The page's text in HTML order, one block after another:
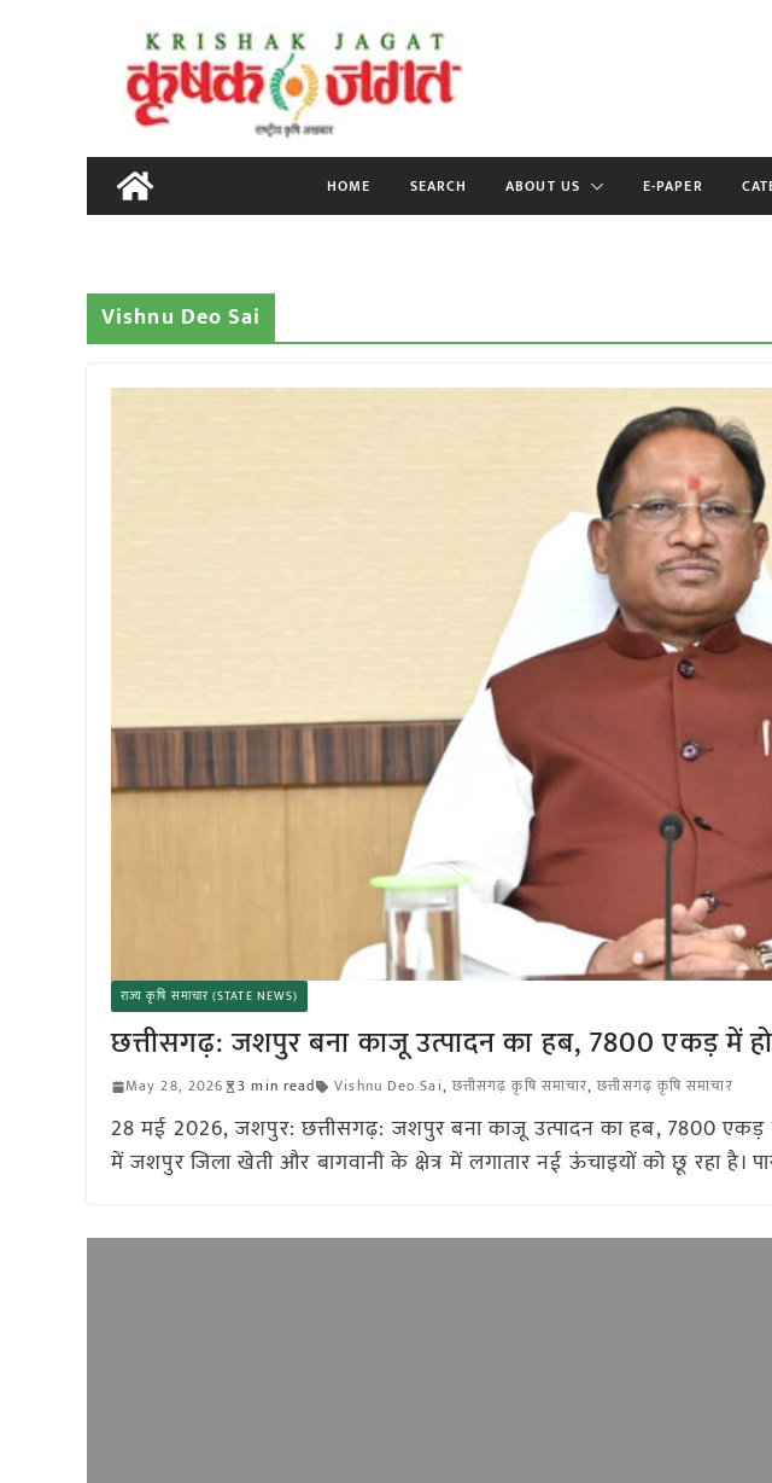
content
HOME SEARCH ABOUT US E-PAPER
Vishnu Deo Sai
राज्य कृषि समाचार (STATE NEWS)
छत्तीसगढ़: जशपुर बना काजू उत्पादन का हब, 7800 एकड़ में
May 28, 2026 3 min read Vishnu Deo Sai, छत्तीसगढ़ कृषि समाचार,छत्तीसगढ़ कृषि समाचार
28 मई 2026, जशपुर: छत्तीसगढ़: जशपुर बना काजू उत्पादन का हब, 7800 एकड़
में जशपुर जिला खेती और बागवानी के क्षेत्र में लगातार नई ऊंचाइयों को छू रहा है।